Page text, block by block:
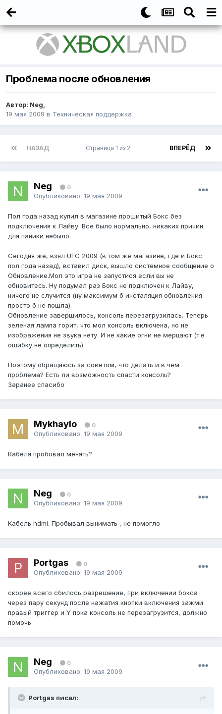
Проблема после обновления
Автор: Neg,
19 мая 2009 в Техническая поддержка
НАЗАД ВПЕРЁД
Страница 1 из 2
Neg 0
Опубликовано: 19 мая 2009
Пол года назад купил в магазине прошитый Бокс без
подключения к Лайву. Все было нормально, никаких причин
для паники небыло.
Сегодня же, взял UFC 2009 (в том же магазине, где и Бокс
пол года назад), вставил диск, вышло системное сообщение о
Обновление.Мол это игра не запустися если вы не
обновитесь. Ну подумал раз Бокс не подключен к Лайву,
ничего не случится (ну максимум б инсталяция обновления
просто б не пошла)
Обновление завершилось, консоль перезагрузилась. Теперь
зеленая лампа горит, что мол консоль включена, но не
изображения не звука нету. И не какие огни не мерцают (т.е
ошибку не определить)
Поэтому обращаюсь за советом, что делать и в чем
проблема? Есть ли возможность спасти консоль?
Заранее спасибо
Mykhaylo 0
Опубликовано: 19 мая 2009
Кабеля пробовал менять?
Neg 0
Опубликовано: 19 мая 2009
Кабель hdmi. Пробывал вынимать , не помогло
Portgas 0
Опубликовано: 19 мая 2009
скорее всего сбилось разрешение, при включении бокса
через пару секунд после нажатия кнопки включения зажми
правый триггер и Y пока консоль не перезагрузится, должно
помочь
Neg 0
Опубликовано: 19 мая 2009
Portgas писал: